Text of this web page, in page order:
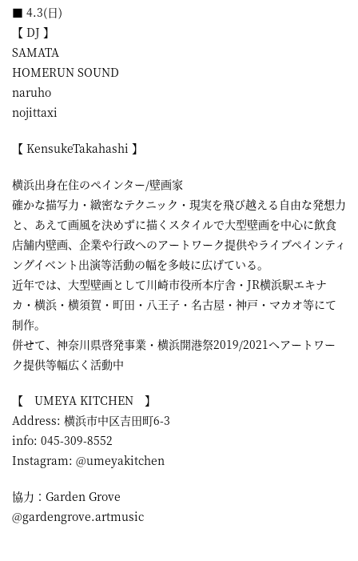
■ 4.3(日)
【 DJ 】
SAMATA
HOMERUN SOUND
naruho
nojittaxi
【 KensukeTakahashi 】
横浜出身在住のペインター/壁画家
確かな描写力・緻密なテクニック・現実を飛び越える自由な発想力
と、あえて画風を決めずに描くスタイルで大型壁画を中心に飲食
店舗内壁画、企業や行政へのアートワーク提供やライブペインティ
ングイベント出演等活動の幅を多岐に広げている。
近年では、大型壁画として川崎市役所本庁舎・JR横浜駅エキナ
カ・横浜・横須賀・町田・八王子・名古屋・神戸・マカオ等にて
制作。
併せて、神奈川県啓発事業・横浜開港祭2019/2021へアートワー
ク提供等幅広く活動中
【 UMEYA KITCHEN 】
Address: 横浜市中区吉田町6-3
info: 045-309-8552
Instagram: @umeyakitchen
協力：Garden Grove
@gardengrove.artmusic